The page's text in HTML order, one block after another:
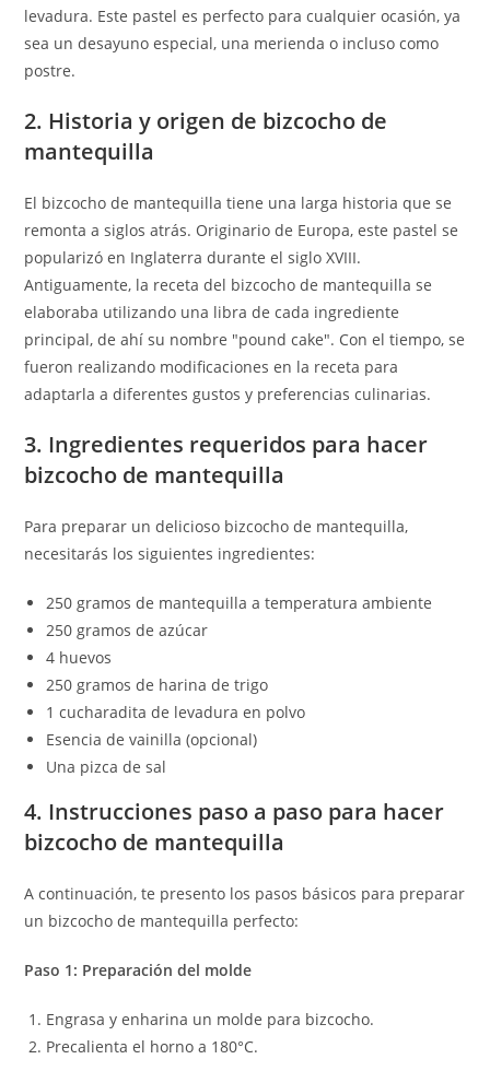
levadura. Este pastel es perfecto para cualquier ocasión, ya
sea un desayuno especial, una merienda o incluso como
postre.
2. Historia y origen de bizcocho de
mantequilla
El bizcocho de mantequilla tiene una larga historia que se
remonta a siglos atrás. Originario de Europa, este pastel se
popularizó en Inglaterra durante el siglo XVIII.
Antiguamente, la receta del bizcocho de mantequilla se
elaboraba utilizando una libra de cada ingrediente
principal, de ahí su nombre "pound cake". Con el tiempo, se
fueron realizando modificaciones en la receta para
adaptarla a diferentes gustos y preferencias culinarias.
3. Ingredientes requeridos para hacer
bizcocho de mantequilla
Para preparar un delicioso bizcocho de mantequilla,
necesitarás los siguientes ingredientes:
250 gramos de mantequilla a temperatura ambiente
250 gramos de azúcar
4 huevos
250 gramos de harina de trigo
1 cucharadita de levadura en polvo
Esencia de vainilla (opcional)
Una pizca de sal
4. Instrucciones paso a paso para hacer
bizcocho de mantequilla
A continuación, te presento los pasos básicos para preparar
un bizcocho de mantequilla perfecto:
Paso 1: Preparación del molde
Engrasa y enharina un molde para bizcocho.
Precalienta el horno a 180°C.